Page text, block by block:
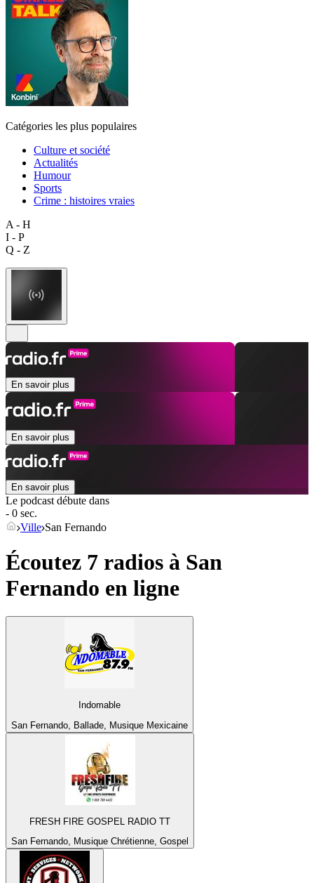
Catégories les plus populaires
Culture et société
Actualités
Humour
Sports
Crime : histoires vraies
A - H
I - P
Q - Z
En savoir plus
En savoir plus
En savoir plus
Le podcast débute dans
- 0 sec.
Ville San Fernando
Écoutez 7 radios à San
Fernando en ligne
Indomable
San Fernando, Ballade, Musique Mexicaine
FRESH FIRE GOSPEL RADIO TT
San Fernando, Musique Chrétienne, Gospel